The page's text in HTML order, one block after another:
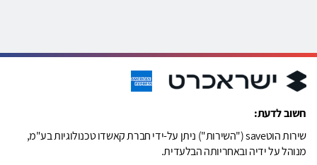
חשוב לדעת:
שירות הוטsave ("השירות") ניתן על-ידי חברת קאשדו טכנולוגיות בע"מ,
מנוהל על ידיה ובאחריותה הבלעדית.